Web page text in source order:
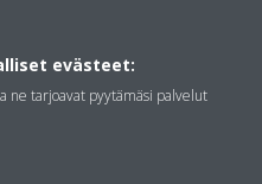
evästeet:
ne tarjoavat pyytämäsi palvelut